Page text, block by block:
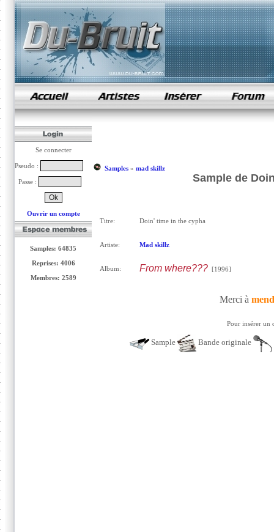
samples de rap
Se connecter
Pseudo :
Passe :
Ouvrir un compte
Samples: 64835
Reprises: 4006
Membres: 2589
Samples» mad skillz
Sample de
Titre: Doin' time in the cypha
Artiste: Mad skillz
Album: From where???[1996]
Merci à
Pour insérer un
Sample Bande originale